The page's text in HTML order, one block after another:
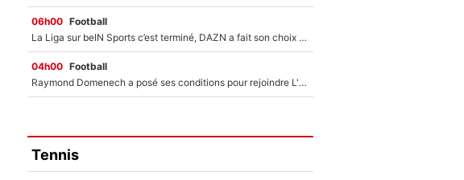
06h00 Football
La Liga sur beIN Sports c’est terminé, DAZN a fait son choix pour Benjamin Da Silva et Omar Da Fonseca !
04h00 Football
Raymond Domenech a posé ses conditions pour rejoindre L'EQUIPE du Soir : Il refuse de faire l'émission avec un autre chroniqueur !
Tennis